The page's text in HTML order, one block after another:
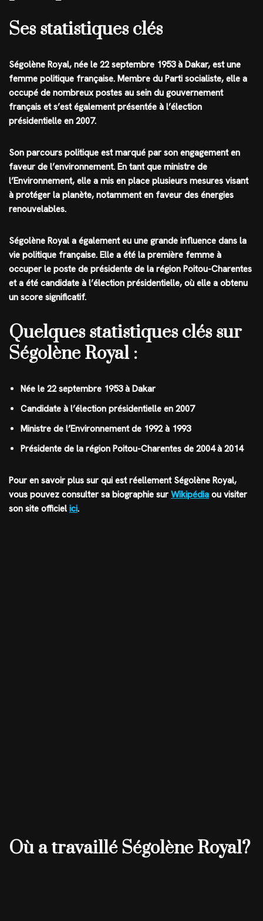
Ses statistiques clés
Ségolène Royal, née le 22 septembre 1953 à Dakar, est une
femme politique française. Membre du Parti socialiste, elle a
occupé de nombreux postes au sein du gouvernement
français et s’est également présentée à l’élection
présidentielle en 2007.
Son parcours politique est marqué par son engagement en
faveur de l’environnement. En tant que ministre de
l’Environnement, elle a mis en place plusieurs mesures visant
à protéger la planète, notamment en faveur des énergies
renouvelables.
Ségolène Royal a également eu une grande influence dans la
vie politique française. Elle a été la première femme à
occuper le poste de présidente de la région Poitou-Charentes
et a été candidate à l’élection présidentielle, où elle a obtenu
un score significatif.
Quelques statistiques clés sur
Ségolène Royal :
Née le 22 septembre 1953 à Dakar
Candidate à l’élection présidentielle en 2007
Ministre de l’Environnement de 1992 à 1993
Présidente de la région Poitou-Charentes de 2004 à 2014
Pour en savoir plus sur qui est réellement Ségolène Royal,
vous pouvez consulter sa biographie sur Wikipédia ou visiter
son site officiel ici.
Où a travaillé Ségolène Royal?